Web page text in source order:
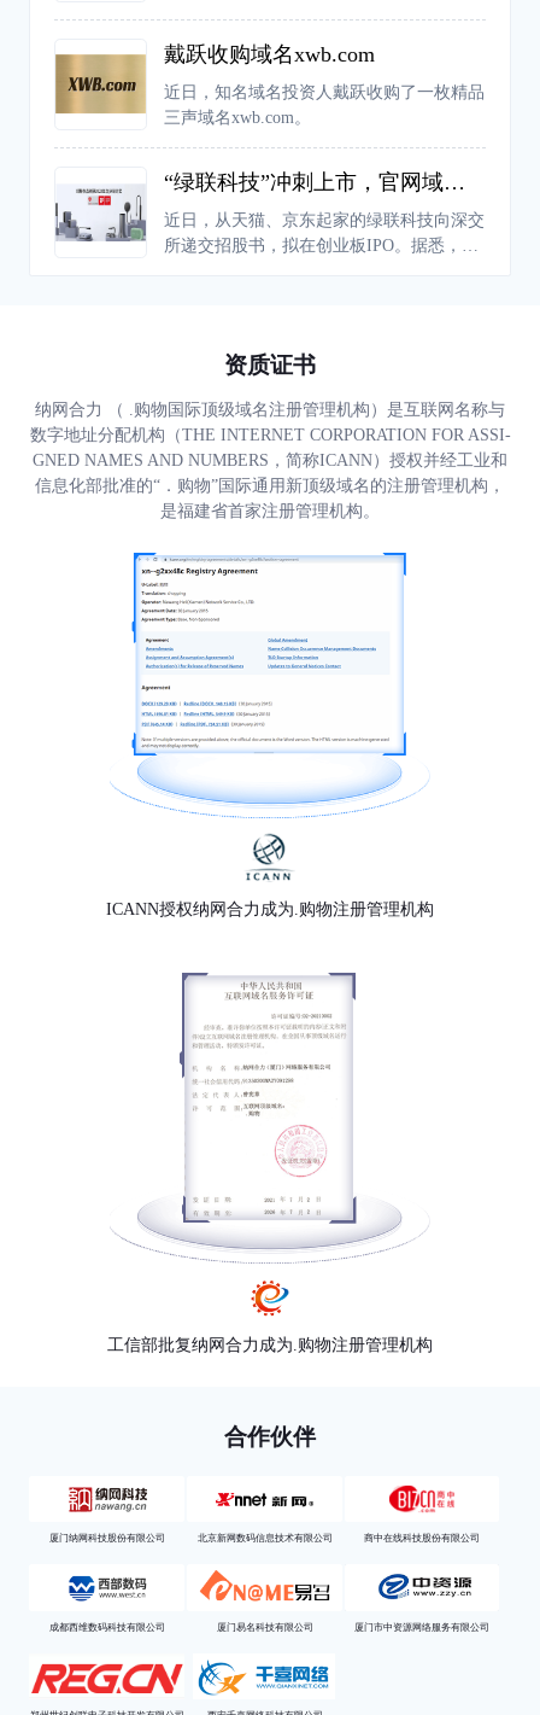
司推出了一款元宇宙产品“N世界”。据介
绍，“N世界”是新一代的兴趣元宇宙，主要
由一个个“兴趣世界”构成，在这个平台中人
人都可以创建自己的世界。
戴跃收购域名xwb.com
近日，知名域名投资人戴跃收购了一枚精品
三声域名xwb.com。
“绿联科技”冲刺上市，官网域名后缀为何不用“.com”
近日，从天猫、京东起家的绿联科技向深交
所递交招股书，拟在创业板IPO。据悉，绿
资质证书
纳网合力 （ .购物国际顶级域名注册管理机构）是互联网名称与
数字地址分配机构（THE INTERNET CORPORATION FOR ASSI-
GNED NAMES AND NUMBERS，简称ICANN）授权并经工业和
信息化部批准的“．购物”国际通用新顶级域名的注册管理机构，
是福建省首家注册管理机构。
ICANN授权纳网合力成为.购物注册管理机构
工信部批复纳网合力成为.购物注册管理机构
合作伙伴
厦门纳网科技股份有限公司 北京新网数码信息技术有限公司 商中在线科技股份有限公司
成都西维数码科技有限公司 厦门易名科技有限公司 厦门市中资源网络服务有限公司